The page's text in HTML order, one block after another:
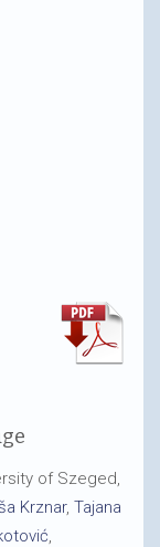
of Szeged,
Krznar, Tajana